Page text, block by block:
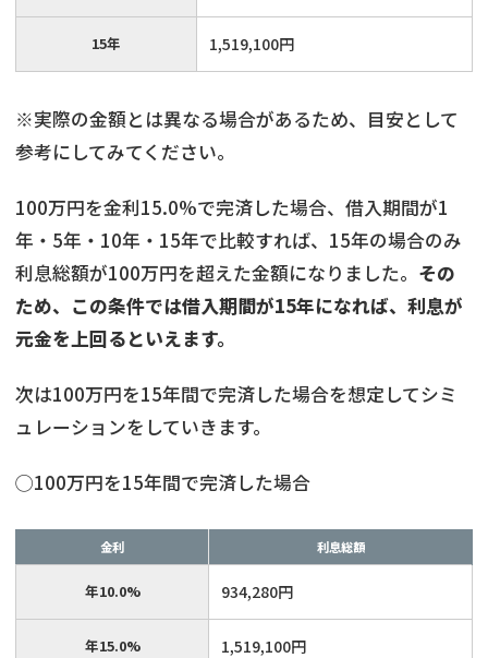
15年 1,519,100円
※実際の金額とは異なる場合があるため、目安として
参考にしてみてください。
100万円を金利15.0%で完済した場合、借入期間が1
年・5年・10年・15年で比較すれば、15年の場合のみ
利息総額が100万円を超えた金額になりました。 その
ため、この条件では借入期間が15年になれば、利息が
元金を上回るといえます。
次は100万円を15年間で完済した場合を想定してシミ
ュレーションをしていきます。
◯100万円を15年間で完済した場合
金利 利息総額
年10.0% 934,280円
年15.0% 1,519,100円